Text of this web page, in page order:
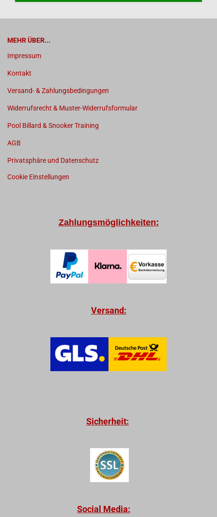
MEHR ÜBER...
Impressum
Kontakt
Versand- & Zahlungsbedingungen
Widerrufsrecht & Muster-Widerrufsformular
Pool Billard & Snooker Training
AGB
Privatsphäre und Datenschutz
Cookie Einstellungen
Zahlungsmöglichkeiten:
Versand:
Sicherheit:
Social Media: